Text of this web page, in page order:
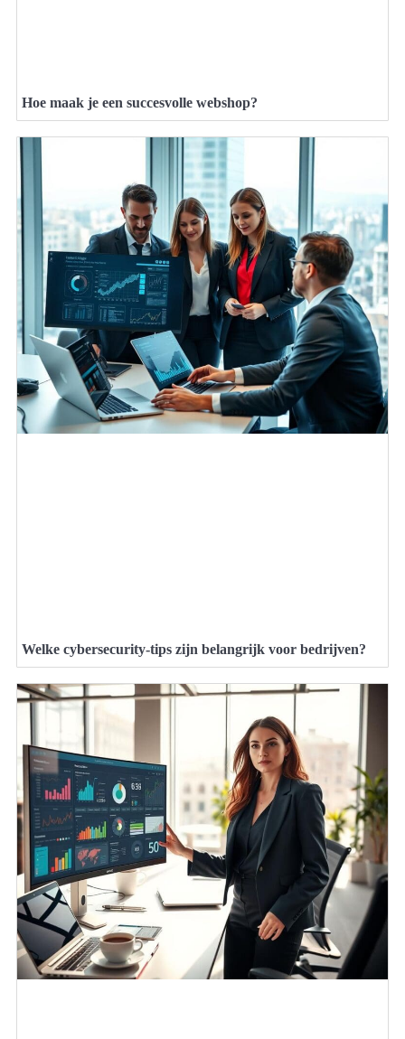
Hoe maak je een succesvolle webshop?
Welke cybersecurity-tips zijn belangrijk voor bedrijven?